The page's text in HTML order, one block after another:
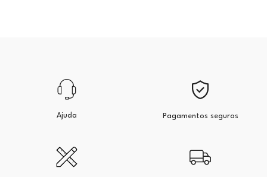
Ajuda Pagamentos seguros